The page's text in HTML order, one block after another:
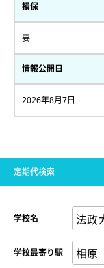
損保
要
情報公開日
2026年8月7日
定期代検索
学校名
学校最寄り駅